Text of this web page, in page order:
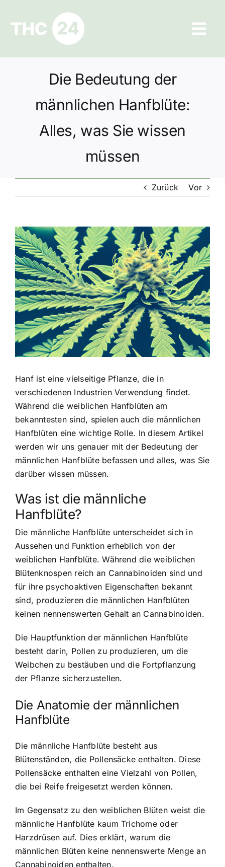
springen
Ratgeber
Datenschutz
Die Bedeutung der
männlichen Hanfblüte:
Alles, was Sie wissen
müssen
Zurück Vor
Zeige
grösseres
Bild
Hanf ist eine vielseitige Pflanze, die in
verschiedenen Industrien Verwendung findet.
Während die weiblichen Hanfblüten am
bekanntesten sind, spielen auch die männlichen
Hanfblüten eine wichtige Rolle. In diesem Artikel
werden wir uns genauer mit der Bedeutung der
männlichen Hanfblüte befassen und alles, was Sie
darüber wissen müssen.
Was ist die männliche
Hanfblüte?
Die männliche Hanfblüte unterscheidet sich in
Aussehen und Funktion erheblich von der
weiblichen Hanfblüte. Während die weiblichen
Blütenknospen reich an Cannabinoiden sind und
für ihre psychoaktiven Eigenschaften bekannt
sind, produzieren die männlichen Hanfblüten
keinen nennenswerten Gehalt an Cannabinoiden.
Die Hauptfunktion der männlichen Hanfblüte
besteht darin, Pollen zu produzieren, um die
Weibchen zu bestäuben und die Fortpflanzung
der Pflanze sicherzustellen.
Die Anatomie der männlichen
Hanfblüte
Die männliche Hanfblüte besteht aus
Blütenständen, die Pollensäcke enthalten. Diese
Pollensäcke enthalten eine Vielzahl von Pollen,
die bei Reife freigesetzt werden können.
Im Gegensatz zu den weiblichen Blüten weist die
männliche Hanfblüte kaum Trichome oder
Harzdrüsen auf. Dies erklärt, warum die
männlichen Blüten keine nennenswerte Menge an
Cannabinoiden enthalten.